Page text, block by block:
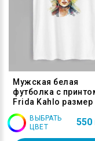
Мужская белая
футболка с
Frida Kahlo размер
ВЫБРАТЬ
ЦВЕТ
550